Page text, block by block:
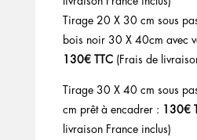
Tirage 20 X 30 cm sous
bois noir 30 X 40cm avec
130€ TTC (Frais de
Tirage 30 X 40 cm sous
cm prêt à encadrer :
130€
livraison France inclus)